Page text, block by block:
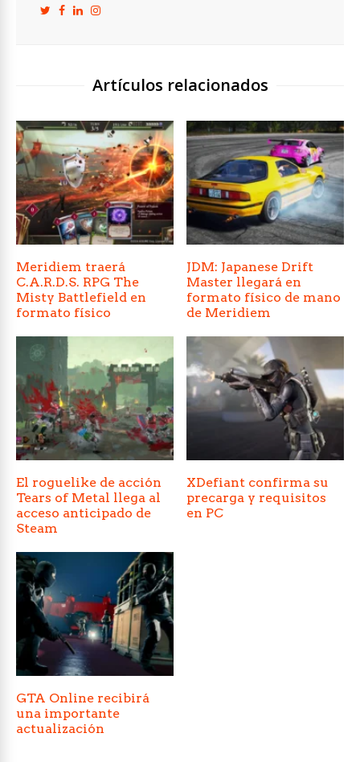
Artículos relacionados
Meridiem traerá
C.A.R.D.S. RPG The
Misty Battlefield en
formato físico
JDM: Japanese Drift
Master llegará en
formato físico de mano
de Meridiem
El roguelike de acción
Tears of Metal llega al
acceso anticipado de
Steam
XDefiant confirma su
precarga y requisitos
en PC
GTA Online recibirá
una importante
actualización